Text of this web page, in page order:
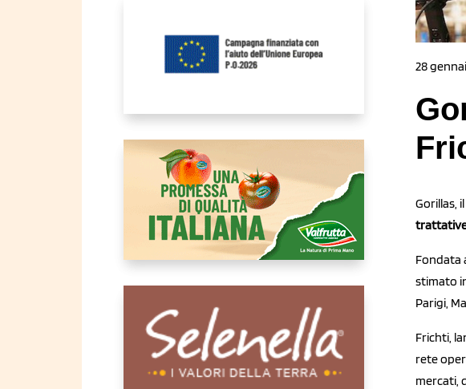
28
Gorillas,
trattative
Fondata
stimato
Parigi,
Frichti,
rete
mercati,